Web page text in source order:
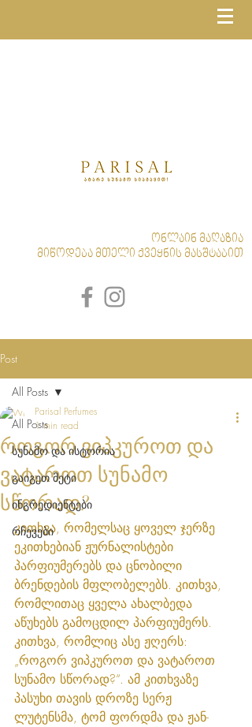
ონლაინ მაღაზია
მიწოდება მთელი ქვეყნის მასშტაბით
Post
All Posts
სუნამო და ისტორია
გაიგეთ მეტი
ინგრედიენტები
რჩევები
All Posts
როგორ ვიპკუროთ და
ვატაროთ სუნამო
სწორად?
Parisal Perfumes
1 min read
კითხვა, რომელსაც ყოველ ჯერზე
ეკითხებიან ჟურნალისტები
პარფიუმერებს და ცნობილი
ბრენდების მფლობელებს. კითხვა,
რომლითაც ყველა ახალბედა
აწუხებს გამოცდილ პარფიუმერს.
კითხვა, რომლიც ასე ჟღერს:
„როგორ ვიპკუროთ და ვატაროთ
სუნამო სწორად?“. ამ კითხვაზე
პასუხი თავის დროზე სერჟ
ლუტენსმა, ტომ ფორდმა და ჟან-